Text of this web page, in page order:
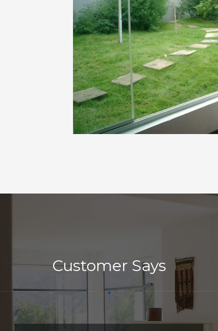
4 poinçonneuses.
5 postes d’assemblage.
2 voitures.
Customer Says